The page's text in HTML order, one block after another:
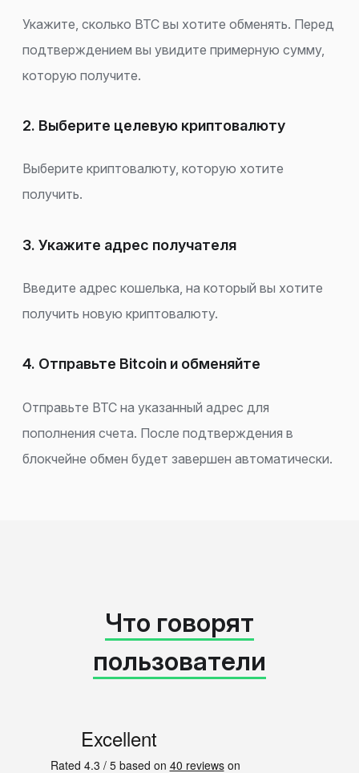
Укажите, сколько BTC вы хотите обменять. Перед
подтверждением вы увидите примерную сумму,
которую получите.
2. Выберите целевую криптовалюту
Выберите криптовалюту, которую хотите
получить.
3. Укажите адрес получателя
Введите адрес кошелька, на который вы хотите
получить новую криптовалюту.
4. Отправьте Bitcoin и обменяйте
Отправьте BTC на указанный адрес для
пополнения счета. После подтверждения в
блокчейне обмен будет завершен автоматически.
Что говорят
пользователи